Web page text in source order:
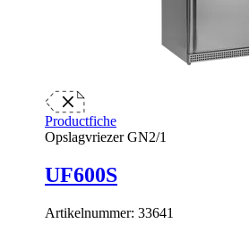
Productfiche
Opslagvriezer GN2/1
UF600S
Artikelnummer: 33641